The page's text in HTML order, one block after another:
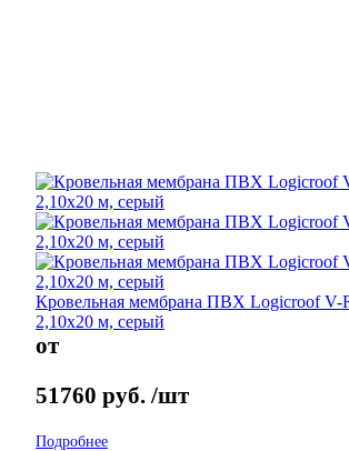
Кровельная мембрана ПВХ Logicroof V-
2,10х20 м, серый
от
51760 руб. /шт
Подробнее